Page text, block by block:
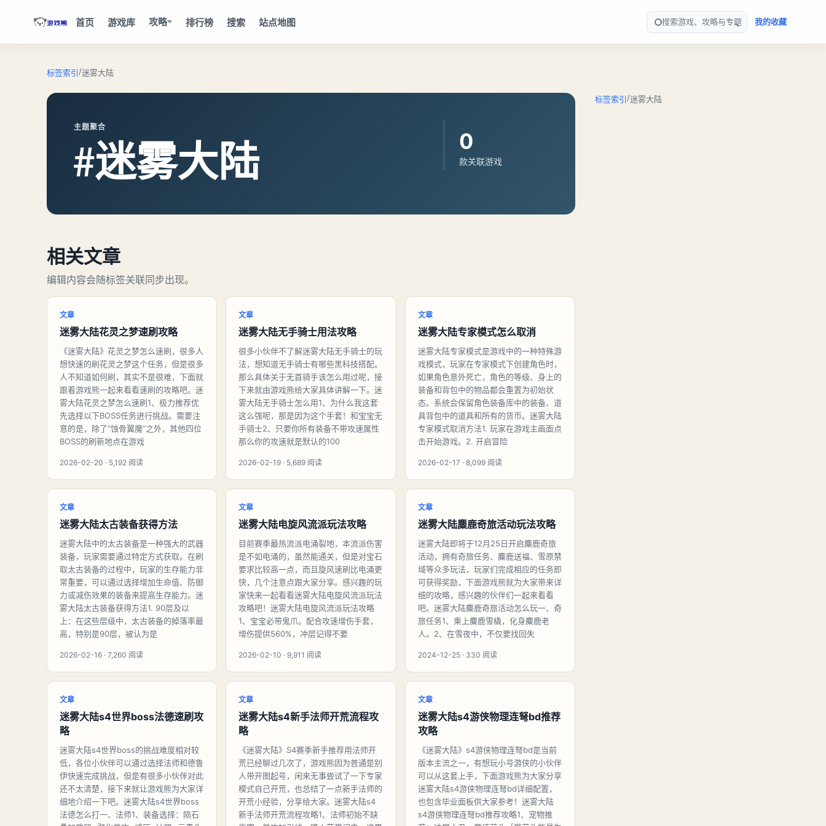
首页 游戏库 攻略 排行榜 搜索 站点地图 搜索游戏、攻略与专题 我的收藏
标签索引/迷雾大陆
主题聚合
#迷雾大陆 0
款关联游戏
相关文章
编辑内容会随标签关联同步出现。
文章
迷雾大陆花灵之梦速刷攻略
《迷雾大陆》花灵之梦怎么速刷，很多人
想快速的刷花灵之梦这个任务，但是很多
人不知道如何刷，其实不是很难，下面就
跟着游戏熊一起来看看速刷的攻略吧。迷
雾大陆花灵之梦怎么速刷1、极力推荐优
先选择以下BOSS任务进行挑战。需要注
意的是，除了“蚀骨翼魔”之外，其他四位
BOSS的刷新地点在游戏
2026-02-20 · 5,192 阅读
文章
迷雾大陆无手骑士用法攻略
很多小伙伴不了解迷雾大陆无手骑士的玩
法，想知道无手骑士有哪些黑科技搭配。
那么具体关于无首骑手该怎么用过呢，接
下来就由游戏熊给大家具体讲解一下。迷
雾大陆无手骑士怎么用1、为什么我这套
这么强呢，那是因为这个手套！和宝宝无
手骑士2、只要你所有装备不带攻速属性
那么你的攻速就是默认的100
2026-02-19 · 5,689 阅读
文章
迷雾大陆专家模式怎么取消
迷雾大陆专家模式是游戏中的一种特殊游
戏模式，玩家在专家模式下创建角色时，
如果角色意外死亡，角色的等级、身上的
装备和背包中的物品都会重置为初始状
态。系统会保留角色装备库中的装备、道
具背包中的道具和所有的货币。迷雾大陆
专家模式取消方法1. 玩家在游戏主画面点
击开始游戏。2. 开启冒险
2026-02-17 · 8,099 阅读
文章
迷雾大陆太古装备获得方法
迷雾大陆中的太古装备是一种强大的武器
装备，玩家需要通过特定方式获取。在刷
取太古装备的过程中，玩家的生存能力非
常重要，可以通过选择增加生命值、防御
力或减伤效果的装备来提高生存能力。迷
雾大陆太古装备获得方法1. 90层及以
上：在这些层级中，太古装备的掉落率最
高，特别是90层，被认为是
2026-02-16 · 7,260 阅读
文章
迷雾大陆电旋风流派玩法攻略
目前赛季最热流派电涌裂地，本流派伤害
是不如电涌的，虽然能通关，但是对宝石
要求比较高一点，而且旋风速刷比电涌更
快，几个注意点跟大家分享。感兴趣的玩
家快来一起看看迷雾大陆电旋风流派玩法
攻略吧！迷雾大陆电旋风流派玩法攻略
1、宝宝必带鬼爪。配合攻速增伤手套，
增伤提供560%，冲层记得不要
2026-02-10 · 9,911 阅读
文章
迷雾大陆麋鹿奇旅活动玩法攻略
迷雾大陆即将于12月25日开启麋鹿奇旅
活动，拥有奇旅任务、麋鹿送福、雪原禁
域等众多玩法，玩家们完成相应的任务即
可获得奖励，下面游戏熊就为大家带来详
细的攻略，感兴趣的伙伴们一起来看看
吧。迷雾大陆麋鹿奇旅活动怎么玩一、奇
旅任务1、乘上麋鹿雪橇，化身麋鹿老
人。2、在雪夜中，不仅要找回失
2024-12-25 · 330 阅读
文章
迷雾大陆s4世界boss法德速刷攻
略
迷雾大陆s4世界boss的挑战难度相对较
低，各位小伙伴可以通过选择法师和德鲁
伊快速完成挑战，但是有很多小伙伴对此
还不太清楚，接下来就让游戏熊为大家详
细地介绍一下吧。迷雾大陆s4世界boss
法德怎么打一、法师1、装备选择：陨石
文章
迷雾大陆s4新手法师开荒流程攻
略
《迷雾大陆》S4赛季新手推荐用法师开
荒已经聊过几次了，游戏熊因为普通是别
人带开图起号，闲来无事尝试了一下专家
模式自己开荒，也总结了一点新手法师的
开荒小经验，分享给大家。迷雾大陆s4
新手法师开荒流程攻略1、法师初始不缺
文章
迷雾大陆s4游侠物理连弩bd推荐
攻略
《迷雾大陆》s4游侠物理连弩bd是当前
版本主流之一，有想玩小号游侠的小伙伴
可以从这套上手，下面游戏熊为大家分享
迷雾大陆s4游侠物理连弩bd详细配置，
也包含毕业面板供大家参考！迷雾大陆
s4游侠物理连弩bd推荐攻略1、宠物推
标签索引/迷雾大陆